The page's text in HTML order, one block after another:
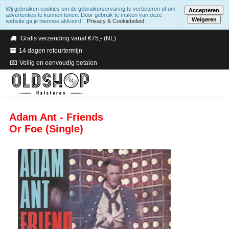
Verzending binnen 2 a 3 werkdagen
Gratis verzending vanaf €75,- (NL)
14 dagen retourtermijn
Veilig en eenvoudig betalen
Adam Ant - Friends
Or Foe (Single)
Wij gebruiken cookies om de gebruikerservaring te verbeteren of om
advertenties te kunnen tonen. Door gebruik te maken van deze
website ga je hiermee akkoord.
Privacy & Cookiebeleid
Accepteren
Weigeren